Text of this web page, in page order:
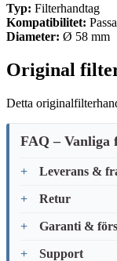
Typ: Filterhandtag
Kompatibilitet:
Diameter: Ø 58 mm
Original
Detta
FAQ – Vanliga
Leverans &
Retur
Garanti &
Support